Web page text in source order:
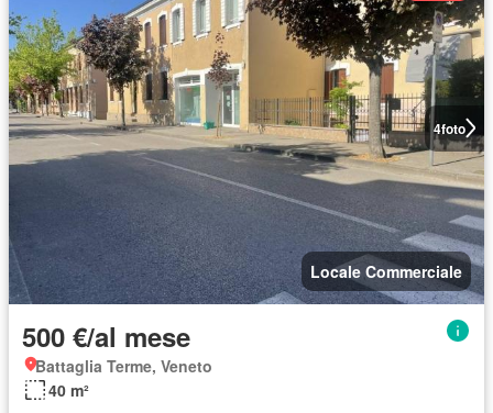
4foto
Locale Commerciale
500 €/al mese
Battaglia Terme, Veneto
40 m²